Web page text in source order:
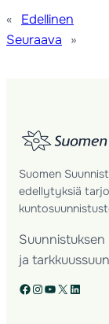
«
Edellinen
Seuraava
»
Suomen
edellytyksiä
ja
Facebook Instagram YouTube X LinkedIn